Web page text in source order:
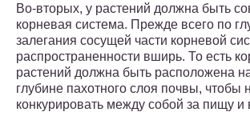
Во-вторых, у растений должна быть
корневая система. Прежде всего по
залегания сосущей части корневой
распространенности вширь. То есть
растений должна быть расположена
глубине пахотного слоя почвы, чтобы
конкурировать между собой за пищу и